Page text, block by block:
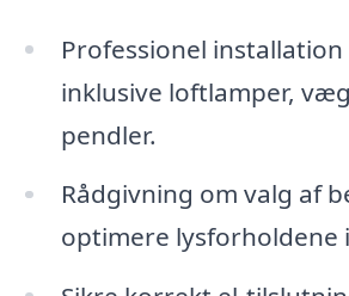
Professionel installation
inklusive loftlamper,
pendler.
Rådgivning om valg af
optimere lysforholdene